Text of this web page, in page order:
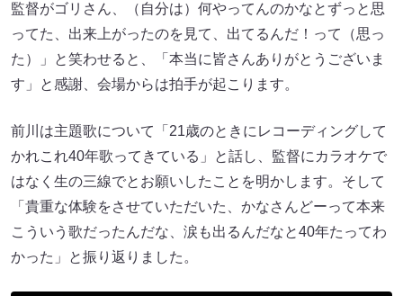
監督がゴリさん、（自分は）何やってんのかなとずっと思
ってた、出来上がったのを見て、出てるんだ！って（思っ
た）」と笑わせると、「本当に皆さんありがとうございま
す」と感謝、会場からは拍手が起こります。
前川は主題歌について「21歳のときにレコーディングして
かれこれ40年歌ってきている」と話し、監督にカラオケで
はなく生の三線でとお願いしたことを明かします。そして
「貴重な体験をさせていただいた、かなさんどーって本来
こういう歌だったんだな、涙も出るんだなと40年たってわ
かった」と振り返りました。